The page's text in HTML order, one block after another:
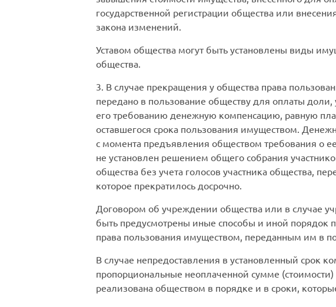
государственной регистрации общества или
закона изменений.
Уставом общества могут быть установлены виды
общества.
3. В случае прекращения у общества права
передано в пользование обществу для оплаты
его требованию денежную компенсацию, равную
оставшегося срока пользования имуществом.
с момента предъявления обществом требования о
не установлен решением общего собрания
общества без учета голосов участника общества,
которое прекратилось досрочно.
Договором об учреждении общества или в случае
быть предусмотрены иные способы и иной порядок
права пользования имуществом, переданным им в
В случае непредоставления в установленный срок
пропорциональные неоплаченной сумме
реализована обществом в порядке и в сроки,